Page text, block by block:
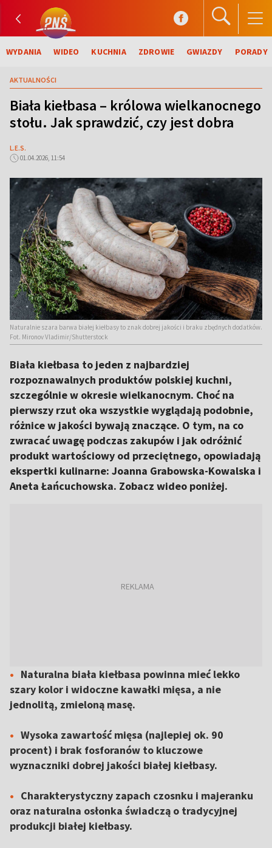
WYDANIA WIDEO KUCHNIA ZDROWIE GWIAZDY PORADY
AKTUALNOŚCI
Biała kiełbasa – królowa wielkanocnego
stołu. Jak sprawdzić, czy jest dobra
L.E.S.
01.04.2026, 11:54
Naturalnie szara barwa białej kiełbasy to znak dobrej jakości i braku zbędnych dodatków.
Fot. Mironov Vladimir/Shutterstock
Biała kiełbasa to jeden z najbardziej
rozpoznawalnych produktów polskiej kuchni,
szczególnie w okresie wielkanocnym. Choć na
pierwszy rzut oka wszystkie wyglądają podobnie,
różnice w jakości bywają znaczące. O tym, na co
zwracać uwagę podczas zakupów i jak odróżnić
produkt wartościowy od przeciętnego, opowiadają
ekspertki kulinarne: Joanna Grabowska-Kowalska i
Aneta Łańcuchowska. Zobacz wideo poniżej.
Naturalna biała kiełbasa powinna mieć lekko
szary kolor i widoczne kawałki mięsa, a nie
jednolitą, zmieloną masę.
Wysoka zawartość mięsa (najlepiej ok. 90
procent) i brak fosforanów to kluczowe
wyznaczniki dobrej jakości białej kiełbasy.
Charakterystyczny zapach czosnku i majeranku
oraz naturalna osłonka świadczą o tradycyjnej
produkcji białej kiełbasy.